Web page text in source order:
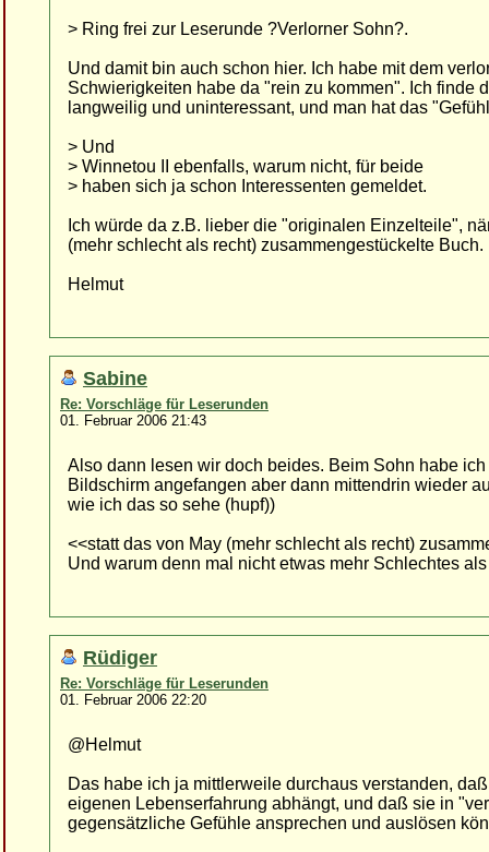
> Ring frei zur Leserunde ?Verlorner Sohn?.
Und damit bin auch schon hier. Ich habe mit dem
Schwierigkeiten habe da "rein zu kommen". Ich finde
langweilig und uninteressant, und man hat das
> Und
> Winnetou II ebenfalls, warum nicht, für beide
> haben sich ja schon Interessenten gemeldet.
Ich würde da z.B. lieber die "originalen Einzelteile",
(mehr schlecht als recht) zusammengestückelte Buch.
Helmut
Sabine
Re: Vorschläge für Leserunden
01. Februar 2006 21:43
Also dann lesen wir doch beides. Beim Sohn habe
Bildschirm angefangen aber dann mittendrin wieder
wie ich das so sehe (hupf))
<<statt das von May (mehr schlecht als recht)
Und warum denn mal nicht etwas mehr Schlechtes
Rüdiger
Re: Vorschläge für Leserunden
01. Februar 2006 22:20
@Helmut
Das habe ich ja mittlerweile durchaus verstanden,
eigenen Lebenserfahrung abhängt, und daß sie in
gegensätzliche Gefühle ansprechen und auslösen